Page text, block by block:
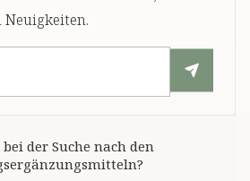
der Suche nach den